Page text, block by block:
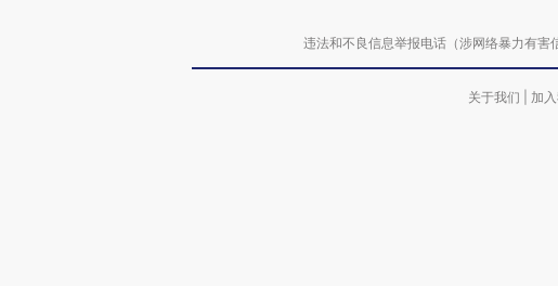
违法和不良信息举报电话（涉网络暴力有
关于我们 加